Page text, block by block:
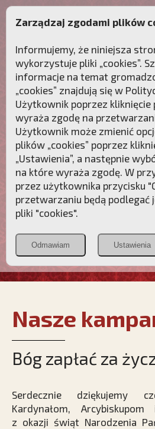
Przebudźmy
Polonia
Christiana
PCh24.pl
POZNAJ APOSTOLAT
Nasze
Bóg zapłać za
Serdecznie dziękujemy
Kardynałom,
z okazji świąt Narodzenia
Zarządzaj zgodami plików
Informujemy, że niniejsza
wykorzystuje pliki „cookies”.
informacje na temat
„cookies” znajdują się w
Użytkownik poprzez kliknięcie
wyraża zgodę na
Użytkownik może zmienić
plików „cookies” poprzez
„Ustawienia”, a następnie
na które wyraża zgodę. W
przez użytkownika przycisku
przetwarzaniu będą podlegać
pliki "cookies".
Odmawiam Ustawienia